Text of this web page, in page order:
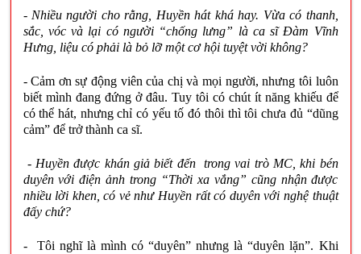
- Nhiều người cho rằng, Huyền hát khá hay. Vừa có thanh,
sắc, vóc và lại có người “chống lưng” là ca sĩ Đàm Vĩnh
Hưng, liệu có phải là bỏ lỡ một cơ hội tuyệt vời không?
- Cảm ơn sự động viên của chị và mọi người, nhưng tôi luôn
biết mình đang đứng ở đâu. Tuy tôi có chút ít năng khiếu để
có thể hát, nhưng chỉ có yếu tố đó thôi thì tôi chưa đủ “dũng
cảm” để trở thành ca sĩ.
- Huyền được khán giả biết đến trong vai trò MC, khi bén
duyên với điện ảnh trong “Thời xa vắng” cũng nhận được
nhiều lời khen, có vẻ như Huyền rất có duyên với nghệ thuật
đấy chứ?
- Tôi nghĩ là mình có “duyên” nhưng là “duyên lặn”. Khi